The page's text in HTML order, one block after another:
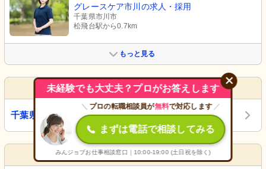
グレースケア市川の求人・採用
千葉県市川市
松飛台駅から0.7km
もっと見る
関連する求人
千葉県の介護老人保健施設
隣接するエリアから求人を探す
未経験でも大丈夫？プロがお答えします
＼ プロの転職相談員が無料で対応します ／
まずは電話で相談してみる
みんジョブお仕事相談窓口｜10:00-19:00 (土日祝を除く)